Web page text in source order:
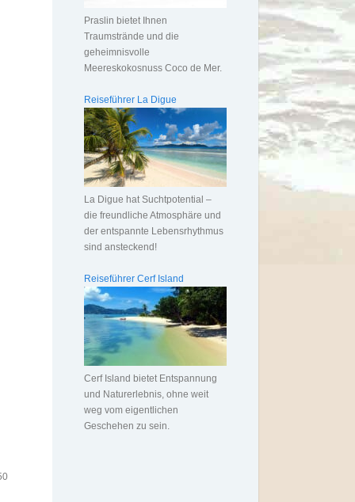
Praslin bietet Ihnen
Traumstrände und die
geheimnisvolle
Meereskokosnuss Coco de Mer.
Reiseführer La Digue
La Digue hat Suchtpotential –
die freundliche Atmosphäre und
der entspannte Lebensrhythmus
sind ansteckend!
Reiseführer Cerf Island
Cerf Island bietet Entspannung
und Naturerlebnis, ohne weit
weg vom eigentlichen
Geschehen zu sein.